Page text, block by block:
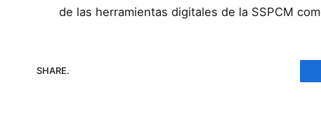
de las herramientas digitales de la SSPCM
SHARE.